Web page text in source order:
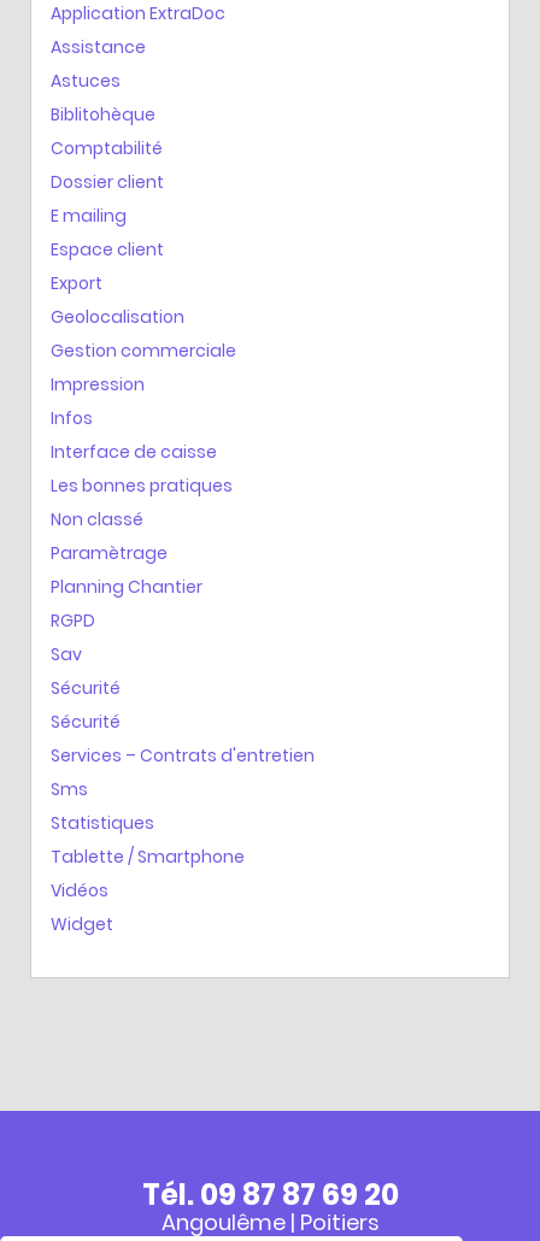
Application ExtraDoc
Assistance
Astuces
Biblitohèque
Comptabilité
Dossier client
E mailing
Espace client
Export
Geolocalisation
Gestion commerciale
Impression
Infos
Interface de caisse
Les bonnes pratiques
Non classé
Paramètrage
Planning Chantier
RGPD
Sav
Sécurité
Sécurité
Services – Contrats d'entretien
Sms
Statistiques
Tablette / Smartphone
Vidéos
Widget
Tél. 09 87 87 69 20
Angoulême | Poitiers